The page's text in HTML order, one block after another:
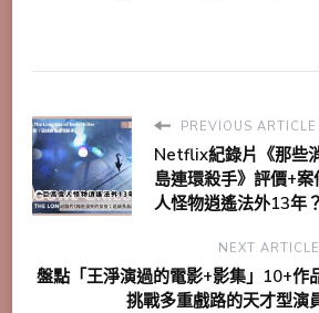
PREVIOUS ARTICLE
Netflix紀錄片《那些
島連環殺手》評價+
人怪物逍遙法外13年？
NEXT ARTICLE
盤點「王淨演過的電影+影集」10+作
挑戰多重戲路的天才型演